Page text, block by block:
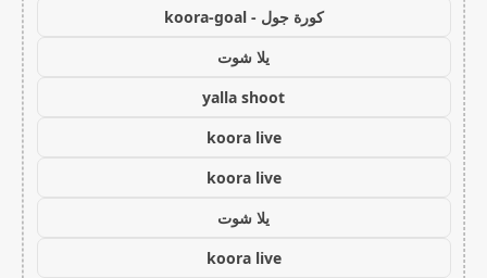
كورة جول - koora-goal
يلا شوت
yalla shoot
koora live
koora live
يلا شوت
koora live